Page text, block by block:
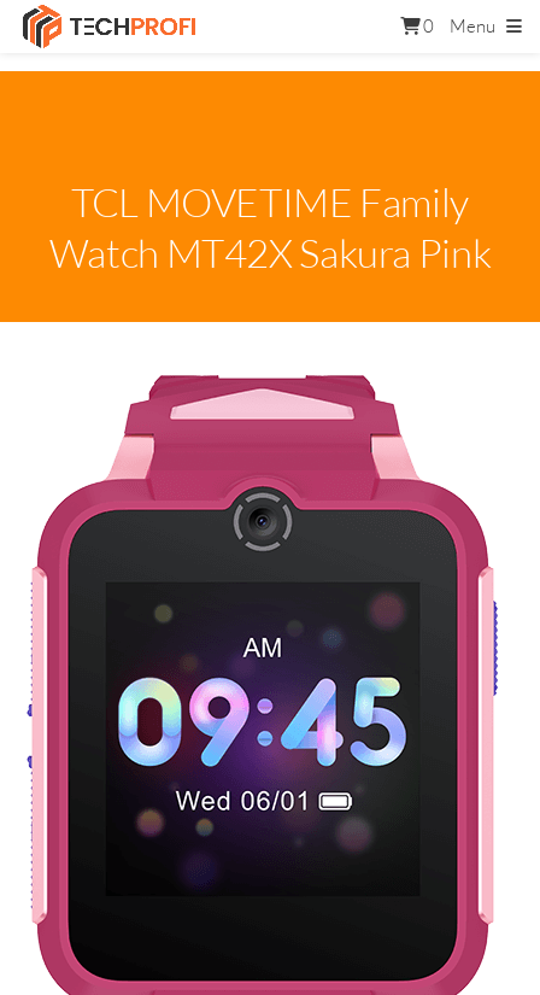
0 Menu
TCL MOVETIME Family
Watch MT42X Sakura Pink